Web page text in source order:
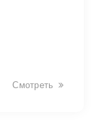
Смотреть